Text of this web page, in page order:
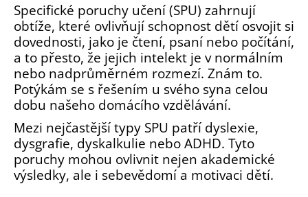
Specifické poruchy učení (SPU) zahrnují
obtíže, které ovlivňují schopnost dětí osvojit si
dovednosti, jako je čtení, psaní nebo počítání,
a to přesto, že jejich intelekt je v normálním
nebo nadprůměrném rozmezí. Znám to.
Potýkám se s řešením u svého syna celou
dobu našeho domácího vzdělávání.
Mezi nejčastější typy SPU patří dyslexie,
dysgrafie, dyskalkulie nebo ADHD. Tyto
poruchy mohou ovlivnit nejen akademické
výsledky, ale i sebevědomí a motivaci dětí.
HLEDAT
D
o
p
o
r
u
č
u